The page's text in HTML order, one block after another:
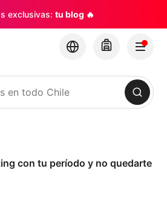
exclusivas: tu blog 🔥
con tu período y no quedarte
con
Index